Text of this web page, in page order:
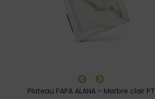
Plateau PAPA ALANA - Marbre clair PT